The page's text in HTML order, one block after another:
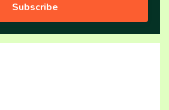
Subscribe